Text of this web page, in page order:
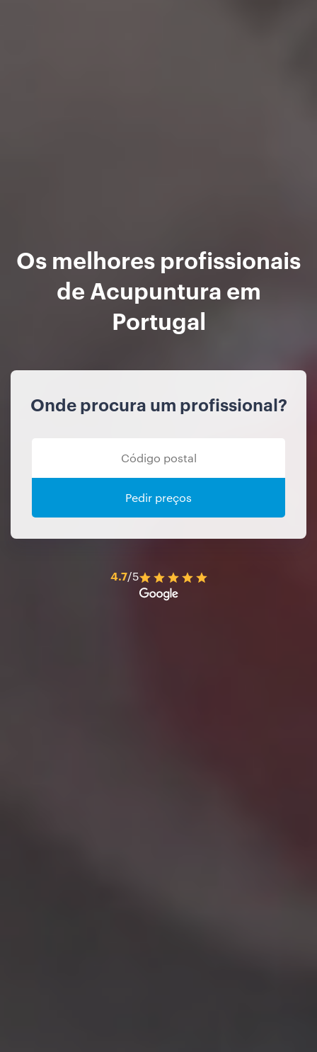
Os melhores profissionais
de Acupuntura em
Portugal
Onde procura um profissional?
Pedir preços
4.7/5